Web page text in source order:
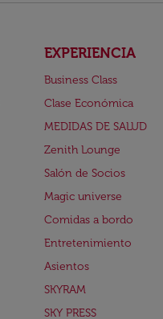
EXPERIENCIA
Business Class
Clase Económica
MEDIDAS DE SALUD
Zenith Lounge
Salón de Socios
Magic universe
Comidas a bordo
Entretenimiento
Asientos
SKYRAM
SKY PRESS